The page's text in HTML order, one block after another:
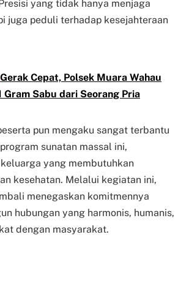
yang tidak hanya menjaga
juga peduli terhadap kesejahteraan
Gerak Cepat, Polsek Muara Wahau
Gram Sabu dari Seorang Pria
pun mengaku sangat terbantu
sunatan massal ini,
yang membutuhkan
kesehatan. Melalui kegiatan ini,
menegaskan komitmennya
hubungan yang harmonis, humanis,
dengan masyarakat.